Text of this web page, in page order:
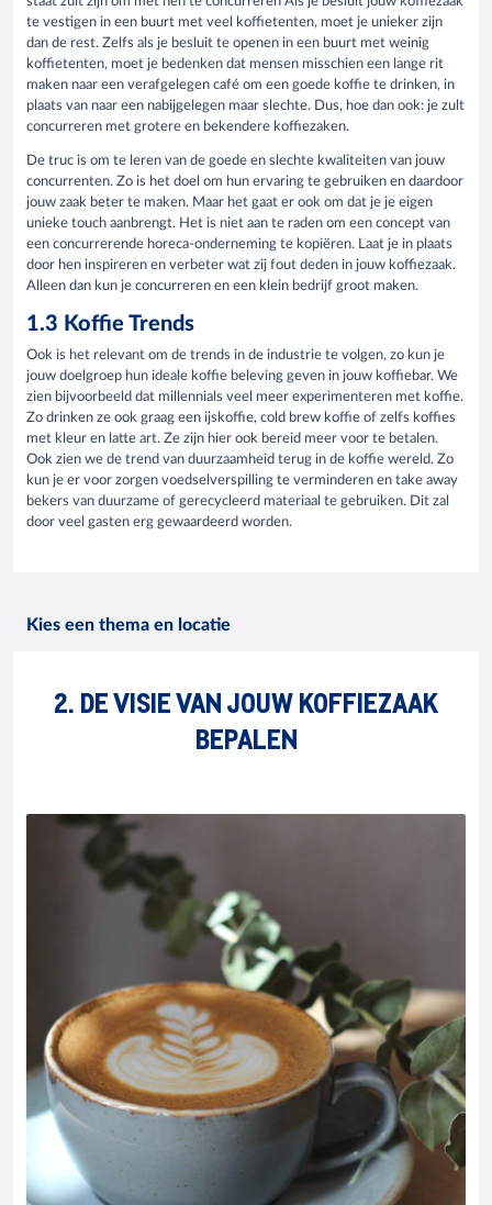
te vestigen in een buurt met veel koffietenten, moet je unieker zijn
dan de rest. Zelfs als je besluit te openen in een buurt met weinig
koffietenten, moet je bedenken dat mensen misschien een lange rit
maken naar een verafgelegen café om een goede koffie te drinken, in
plaats van naar een nabijgelegen maar slechte. Dus, hoe dan ook: je zult
concurreren met grotere en bekendere koffiezaken.
De truc is om te leren van de goede en slechte kwaliteiten van jouw
concurrenten. Zo is het doel om hun ervaring te gebruiken en daardoor
jouw zaak beter te maken. Maar het gaat er ook om dat je je eigen
unieke touch aanbrengt. Het is niet aan te raden om een concept van
een concurrerende horeca-onderneming te kopiëren. Laat je in plaats
door hen inspireren en verbeter wat zij fout deden in jouw koffiezaak.
Alleen dan kun je concurreren en een klein bedrijf groot maken.
1.3 Koffie Trends
Ook is het relevant om de trends in de industrie te volgen, zo kun je
jouw doelgroep hun ideale koffie beleving geven in jouw koffiebar. We
zien bijvoorbeeld dat millennials veel meer experimenteren met koffie.
Zo drinken ze ook graag een ijskoffie, cold brew koffie of zelfs koffies
met kleur en latte art. Ze zijn hier ook bereid meer voor te betalen.
Ook zien we de trend van duurzaamheid terug in de koffie wereld. Zo
kun je er voor zorgen voedselverspilling te verminderen en take away
bekers van duurzame of gerecycleerd materiaal te gebruiken. Dit zal
door veel gasten erg gewaardeerd worden.
Kies een thema en locatie
2. DE VISIE VAN JOUW KOFFIEZAAK
BEPALEN